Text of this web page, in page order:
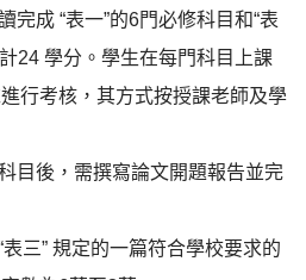
完成 “表一”的6門必修科目和“表
24 學分。學生在每門科目上課
行考核，其方式按授課老師及學
目後，需撰寫論文開題報告並完
三” 規定的一篇符合學校要求的